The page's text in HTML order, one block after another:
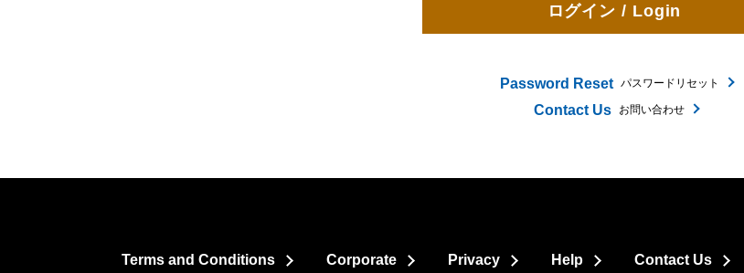
Password Reset パスワードリセット
Contact Us お問い合わせ
Terms and Conditions Corporate Privacy Help Contact Us